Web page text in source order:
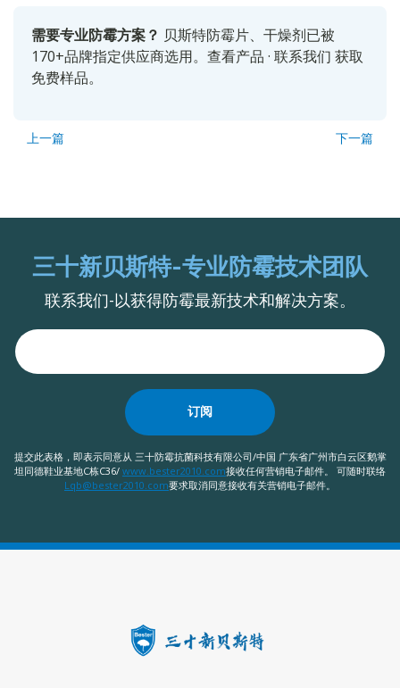
需要专业防霉方案？ 贝斯特防霉片、干燥剂已被
170+品牌指定供应商选用。 查看产品 · 联系我们 获取
免费样品。
上一篇 下一篇
三十新贝斯特-专业防霉技术团队
联系我们-以获得防霉最新技术和解决方案。
订阅
提交此表格，即表示同意从 三十防霉抗菌科技有限公司/中国 广东省广州市白云区鹅掌
坦同德鞋业基地C栋C36/ www.bester2010.com接收任何营销电子邮件。 可随时联络
Lqb@bester2010.com要求取消同意接收有关营销电子邮件。